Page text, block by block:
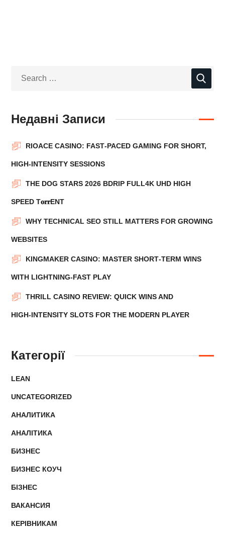
Недавні Записи
RIOACE CASINO: FAST‑PACED GAMING FOR SHORT,
HIGH‑INTENSITY SESSIONS
THE DOG STARS 2026 BDRIP FULL4K UHD HIGH
SPEED T𝐨𝐫𝐫ENT
WHY TECHNICAL SEO STILL MATTERS FOR GROWING
WEBSITES
KINGMAKER CASINO: MASTER SHORT‑TERM WINS
WITH LIGHTNING‑FAST PLAY
THRILL CASINO REVIEW: QUICK WINS AND
HIGH‑INTENSITY SLOTS FOR THE MODERN PLAYER
Категорії
LEAN
UNCATEGORIZED
АНАЛИТИКА
АНАЛІТИКА
БИЗНЕС
БИЗНЕС КОУЧ
БІЗНЕС
ВАКАНСИЯ
КЕРІВНИКАМ